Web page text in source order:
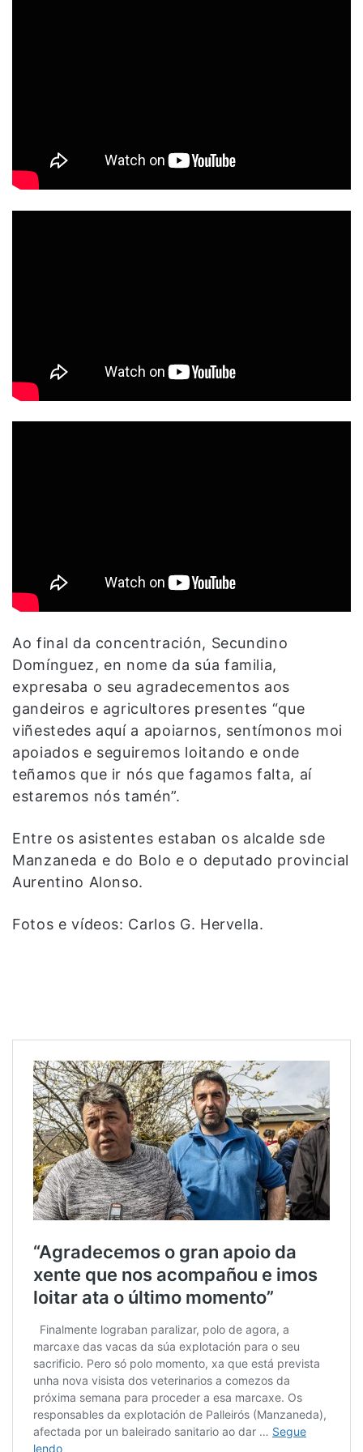
Ao final da concentración, Secundino
Domínguez, en nome da súa familia,
expresaba o seu agradecementos aos
gandeiros e agricultores presentes “que
viñestedes aquí a apoiarnos, sentímonos moi
apoiados e seguiremos loitando e onde
teñamos que ir nós que fagamos falta, aí
estaremos nós tamén”.
Entre os asistentes estaban os alcalde sde
Manzaneda e do Bolo e o deputado provincial
Aurentino Alonso.
Fotos e vídeos: Carlos G. Hervella.